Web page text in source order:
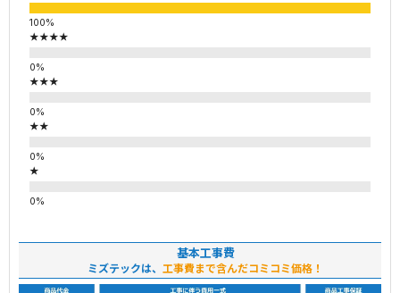
★★★★
★★★
★★
★
基本工事費
ミズテックは、 工事費まで含んだコミコミ価格！